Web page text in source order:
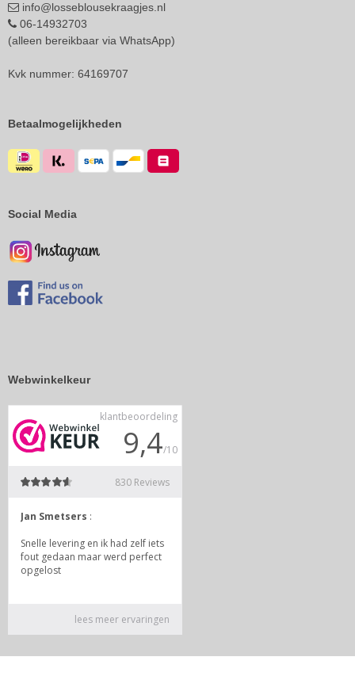
info@losseblousekraagjes.nl
06-14932703
(alleen bereikbaar via WhatsApp)
Kvk nummer: 64169707
Betaalmogelijkheden
Social Media
Webwinkelkeur